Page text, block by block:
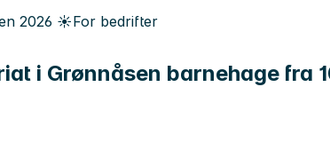
2026 ☀️For bedrifter
i Grønnåsen barnehage fra